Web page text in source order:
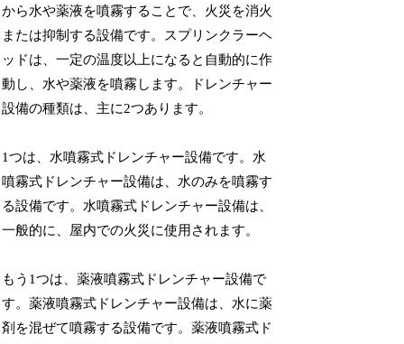
から水や薬液を噴霧することで、火災を消火
または抑制する設備です。スプリンクラーヘ
ッドは、一定の温度以上になると自動的に作
動し、水や薬液を噴霧します。ドレンチャー
設備の種類は、主に2つあります。
1つは、水噴霧式ドレンチャー設備です。水
噴霧式ドレンチャー設備は、水のみを噴霧す
る設備です。水噴霧式ドレンチャー設備は、
一般的に、屋内での火災に使用されます。
もう1つは、薬液噴霧式ドレンチャー設備で
す。薬液噴霧式ドレンチャー設備は、水に薬
剤を混ぜて噴霧する設備です。薬液噴霧式ド